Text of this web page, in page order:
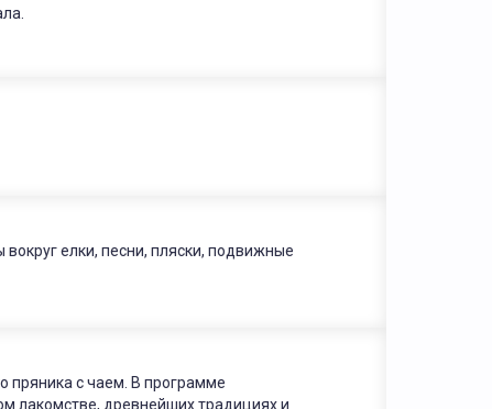
елки, песни, пляски, подвижные
пряника с чаем. В программе
лакомстве, древнейших традициях и